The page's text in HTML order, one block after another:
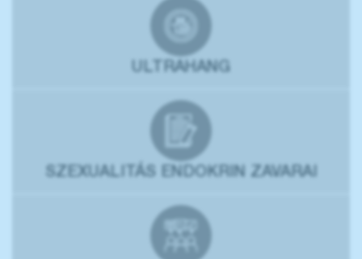
ULTRAHANG
SZEXUALITÁS ENDOKRIN ZAVARAI